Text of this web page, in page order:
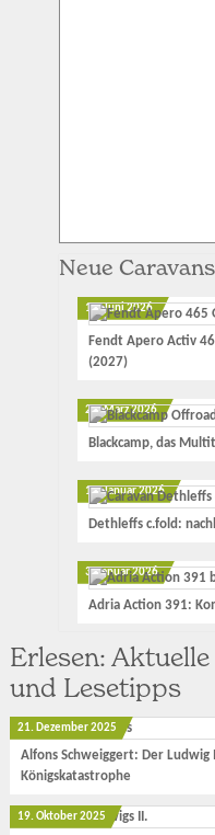
Neue
12. Juni 2026
Fendt Apero Activ
(2027)
23. März 2026
Blackcamp, das
17. Januar 2026
Dethleffs c.fold:
3. Januar 2026
Adria Action 391:
Erlesen:
und Lesetipps
21. Dezember 2025
Alfons Schweiggert: Der Ludwig
Königskatastrophe
19. Oktober 2025